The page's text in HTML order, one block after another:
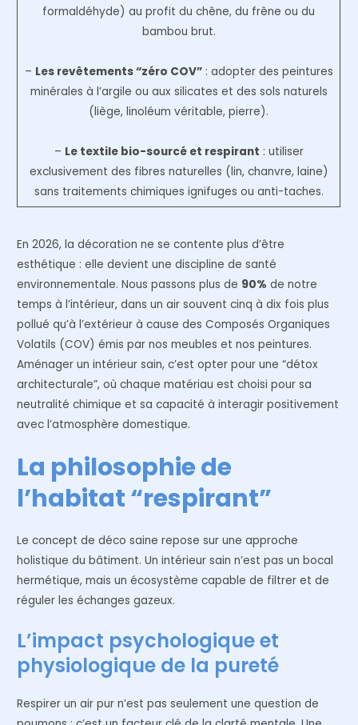
formaldéhyde) au profit du chêne, du frêne ou du
bambou brut.
– Les revêtements “zéro COV”: adopter des peintures
minérales à l’argile ou aux silicates et des sols naturels
(liège, linoléum véritable, pierre).
– Le textile bio-sourcé et respirant : utiliser
exclusivement des fibres naturelles (lin, chanvre, laine)
sans traitements chimiques ignifuges ou anti-taches.
En 2026, la décoration ne se contente plus d’être
esthétique : elle devient une discipline de santé
environnementale. Nous passons plus de 90% de notre
temps à l’intérieur, dans un air souvent cinq à dix fois plus
pollué qu’à l’extérieur à cause des Composés Organiques
Volatils (COV) émis par nos meubles et nos peintures.
Aménager un intérieur sain, c’est opter pour une “détox
architecturale”, où chaque matériau est choisi pour sa
neutralité chimique et sa capacité à interagir positivement
avec l’atmosphère domestique.
La philosophie de
l’habitat “respirant”
Le concept de déco saine repose sur une approche
holistique du bâtiment. Un intérieur sain n’est pas un bocal
hermétique, mais un écosystème capable de filtrer et de
réguler les échanges gazeux.
L’impact psychologique et
physiologique de la pureté
Respirer un air pur n’est pas seulement une question de